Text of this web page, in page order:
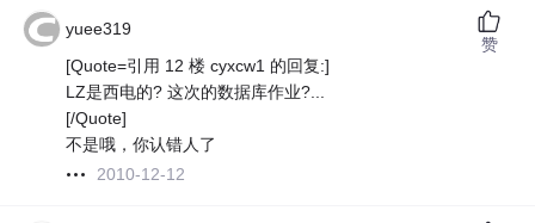
yuee319
[Quote=引用 12 楼 cyxcw1 的回复:]
LZ是西电的? 这次的数据库作业?...
[/Quote]
不是哦，你认错人了
2010-12-12
赞